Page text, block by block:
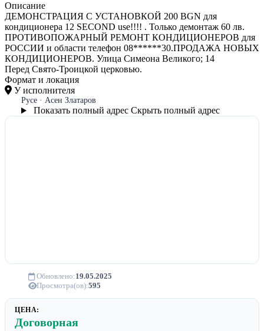
Описание
ДЕМОНСТРАЦИЯ С УСТАНОВКОЙ 200 BGN для
кондиционера 12 SECOND use!!!! . Только демонтаж 60 лв.
ПРОТИВОПОЖАРНЫЙ РЕМОНТ КОНДИЦИОНЕРОВ для
РОССИИ и области телефон 08******30.ПРОДАЖА НОВЫХ
КОНДИЦИОНЕРОВ. Улица Симеона Великого; 14
Перед Свято-Троицкой церковью.
Формат и локация
У исполнителя
Русе · Асен Златаров
Показать полный адрес Скрыть полный адрес
Обновлено:19.05.2025
Просмотра(ов):595
ЦЕНА:
Договорная